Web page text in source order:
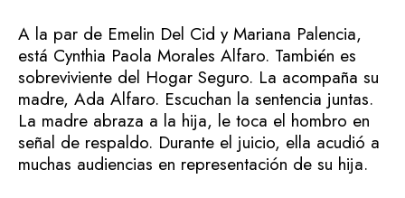
A la par de Emelin Del Cid y Mariana Palencia,
está Cynthia Paola Morales Alfaro. También es
sobreviviente del Hogar Seguro. La acompaña su
madre, Ada Alfaro. Escuchan la sentencia juntas.
La madre abraza a la hija, le toca el hombro en
señal de respaldo. Durante el juicio, ella acudió a
muchas audiencias en representación de su hija.